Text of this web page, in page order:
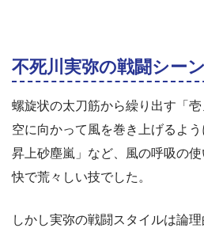
不死川実弥の戦闘シー
螺旋状の太刀筋から繰り出す「
空に向かって風を巻き上げるよ
昇上砂塵嵐」など、風の呼吸の
快で荒々しい技でした。
しかし実弥の戦闘スタイルは論